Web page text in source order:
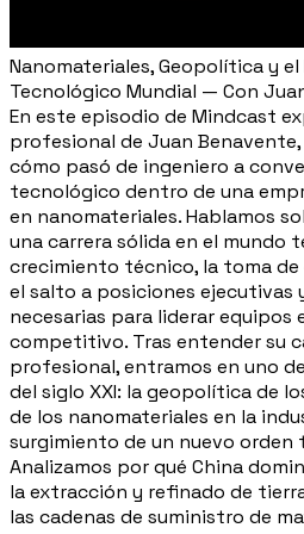
Nanomateriales, Geopolítica y el
Tecnológico Mundial — Con
En este episodio de Mindcast
profesional de Juan Benavente,
cómo pasó de ingeniero a
tecnológico dentro de una
en nanomateriales. Hablamos
una carrera sólida en el mundo
crecimiento técnico, la toma
el salto a posiciones ejecutivas
necesarias para liderar
competitivo. Tras entender su
profesional, entramos en uno
del siglo XXI: la geopolítica de
de los nanomateriales en la
surgimiento de un nuevo orden
Analizamos por qué China
la extracción y refinado de
las cadenas de suministro de